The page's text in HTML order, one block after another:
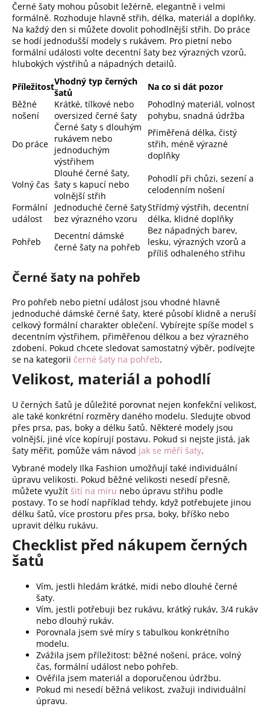
Černé šaty mohou působit ležérně, elegantně i velmi
formálně. Rozhoduje hlavně střih, délka, materiál a doplňky.
Na každý den si můžete dovolit pohodlnější střih. Do práce
se hodí jednodušší modely s rukávem. Pro pietní nebo
formální události volte decentní šaty bez výrazných vzorů,
hlubokých výstřihů a nápadných detailů.
PříležitostVhodný typ černých
šatů
Na co si dát pozor
Běžné
nošení
Krátké, tílkové nebo
oversized černé šaty
Pohodlný materiál, volnost
pohybu, snadná údržba
Do práce
Černé šaty s dlouhým
rukávem nebo
jednoduchým
výstřihem
Přiměřená délka, čistý
střih, méně výrazné
doplňky
Volný čas
Dlouhé černé šaty,
šaty s kapucí nebo
volnější střih
Pohodlí při chůzi, sezení a
celodenním nošení
Formální
událost
Jednoduché černé šaty
bez výrazného vzoru
Střídmý výstřih, decentní
délka, klidné doplňky
Pohřeb
Decentní dámské
černé šaty na pohřeb
Bez nápadných barev,
lesku, výrazných vzorů a
příliš odhaleného střihu
Černé šaty na pohřeb
Pro pohřeb nebo pietní událost jsou vhodné hlavně
jednoduché dámské černé šaty, které působí klidně a neruší
celkový formální charakter oblečení. Vybírejte spíše model s
decentním výstřihem, přiměřenou délkou a bez výrazného
zdobení. Pokud chcete sledovat samostatný výběr, podívejte
se na kategorii černé šaty na pohřeb.
Velikost, materiál a pohodlí
U černých šatů je důležité porovnat nejen konfekční velikost,
ale také konkrétní rozměry daného modelu. Sledujte obvod
přes prsa, pas, boky a délku šatů. Některé modely jsou
volnější, jiné více kopírují postavu. Pokud si nejste jistá, jak
šaty měřit, pomůže vám návod jak se měří šaty.
Vybrané modely Ilka Fashion umožňují také individuální
úpravu velikosti. Pokud běžné velikosti nesedí přesně,
můžete využít šití na míru nebo úpravu střihu podle
postavy. To se hodí například tehdy, když potřebujete jinou
délku šatů, více prostoru přes prsa, boky, bříško nebo
upravit délku rukávu.
Checklist před nákupem černých
šatů
Vím, jestli hledám krátké, midi nebo dlouhé černé
šaty.
Vím, jestli potřebuji bez rukávu, krátký rukáv, 3/4 rukáv
nebo dlouhý rukáv.
Porovnala jsem své míry s tabulkou konkrétního
modelu.
Zvážila jsem příležitost: běžné nošení, práce, volný
čas, formální událost nebo pohřeb.
Ověřila jsem materiál a doporučenou údržbu.
Pokud mi nesedí běžná velikost, zvažuji individuální
úpravu.